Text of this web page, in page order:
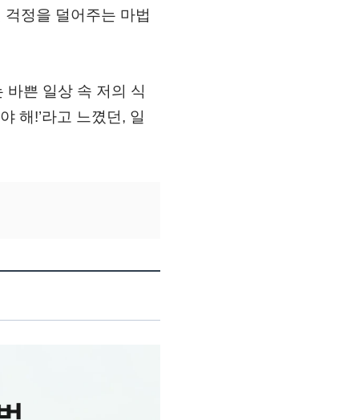
정을 덜어주는 마법
바쁜 일상 속 저의 식
해!’라고 느꼈던, 일